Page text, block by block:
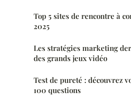
Top 5 sites de rencontre à
2025
Les stratégies marketing
des grands jeux vidéo
Test de pureté : découvrez
100 questions